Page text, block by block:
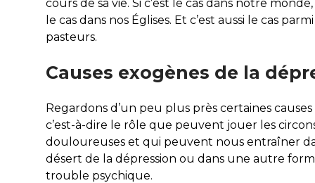
cours de sa vie. Si c’est le cas dans notre monde,
le cas dans nos Églises. Et c’est aussi le cas
pasteurs.
Causes exogènes de la
Regardons d’un peu plus près certaines causes
c’est-à-dire le rôle que peuvent jouer les
douloureuses et qui peuvent nous entraîner
désert de la dépression ou dans une autre
trouble psychique.